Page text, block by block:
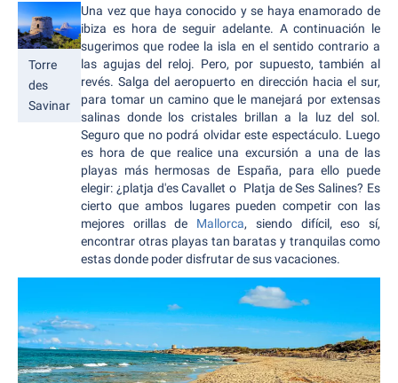
Torre
des
Savinar
Una vez que haya conocido y se haya enamorado de
ibiza es hora de seguir adelante. A continuación le
sugerimos que rodee la isla en el sentido contrario a
las agujas del reloj. Pero, por supuesto, también al
revés. Salga del aeropuerto en dirección hacia el sur,
para tomar un camino que le manejará por extensas
salinas donde los cristales brillan a la luz del sol.
Seguro que no podrá olvidar este espectáculo. Luego
es hora de que realice una excursión a una de las
playas más hermosas de España, para ello puede
elegir: ¿platja d'es Cavallet o Platja de Ses Salines? Es
cierto que ambos lugares pueden competir con las
mejores orillas de Mallorca, siendo difícil, eso sí,
encontrar otras playas tan baratas y tranquilas como
estas donde poder disfrutar de sus vacaciones.